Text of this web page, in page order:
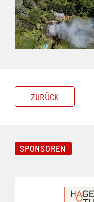
ZURÜCK
SPONSOREN